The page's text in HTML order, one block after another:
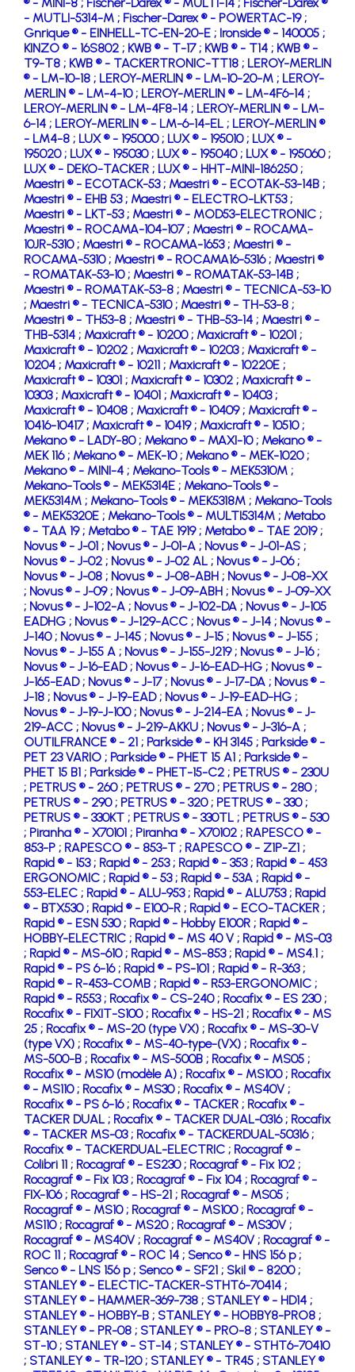
- MUTLI-5314-M ; Fischer-Darex ® - POWERTAC-19 ;
Gnrique ® - EINHELL-TC-EN-20-E ; Ironside ® - 140005 ;
KINZO ® - 16S802 ; KWB ® - T-17 ; KWB ® - T14 ; KWB ® -
T9-T8 ; KWB ® - TACKERTRONIC-TT18 ; LEROY-MERLIN
® - LM-10-18 ; LEROY-MERLIN ® - LM-10-20-M ; LEROY-
MERLIN ® - LM-4-10 ; LEROY-MERLIN ® - LM-4F6-14 ;
LEROY-MERLIN ® - LM-4F8-14 ; LEROY-MERLIN ® - LM-
6-14 ; LEROY-MERLIN ® - LM-6-14-EL ; LEROY-MERLIN ®
- LM4-8 ; LUX ® - 195000 ; LUX ® - 195010 ; LUX ® -
195020 ; LUX ® - 195030 ; LUX ® - 195040 ; LUX ® - 195060 ;
LUX ® - DEKO-TACKER ; LUX ® - HHT-MINI-186250 ;
Maestri ® - ECOTACK-53 ; Maestri ® - ECOTAK-53-14B ;
Maestri ® - EHB 53 ; Maestri ® - ELECTRO-LKT53 ;
Maestri ® - LKT-53 ; Maestri ® - MOD53-ELECTRONIC ;
Maestri ® - ROCAMA-104-107 ; Maestri ® - ROCAMA-
10JR-5310 ; Maestri ® - ROCAMA-1653 ; Maestri ® -
ROCAMA-5310 ; Maestri ® - ROCAMA16-5316 ; Maestri ®
- ROMATAK-53-10 ; Maestri ® - ROMATAK-53-14B ;
Maestri ® - ROMATAK-53-8 ; Maestri ® - TECNICA-53-10
; Maestri ® - TECNICA-5310 ; Maestri ® - TH-53-8 ;
Maestri ® - TH53-8 ; Maestri ® - THB-53-14 ; Maestri ® -
THB-5314 ; Maxicraft ® - 10200 ; Maxicraft ® - 10201 ;
Maxicraft ® - 10202 ; Maxicraft ® - 10203 ; Maxicraft ® -
10204 ; Maxicraft ® - 10211 ; Maxicraft ® - 10220E ;
Maxicraft ® - 10301 ; Maxicraft ® - 10302 ; Maxicraft ® -
10303 ; Maxicraft ® - 10401 ; Maxicraft ® - 10403 ;
Maxicraft ® - 10408 ; Maxicraft ® - 10409 ; Maxicraft ® -
10416-10417 ; Maxicraft ® - 10419 ; Maxicraft ® - 10510 ;
Mekano ® - LADY-80 ; Mekano ® - MAXI-10 ; Mekano ® -
MEK 116 ; Mekano ® - MEK-10 ; Mekano ® - MEK-1020 ;
Mekano ® - MINI-4 ; Mekano-Tools ® - MEK5310M ;
Mekano-Tools ® - MEK5314E ; Mekano-Tools ® -
MEK5314M ; Mekano-Tools ® - MEK5318M ; Mekano-Tools
® - MEK5320E ; Mekano-Tools ® - MULTI5314M ; Metabo
® - TAA 19 ; Metabo ® - TAE 1919 ; Metabo ® - TAE 2019 ;
Novus ® - J-01 ; Novus ® - J-01-A ; Novus ® - J-01-AS ;
Novus ® - J-02 ; Novus ® - J-02 AL ; Novus ® - J-06 ;
Novus ® - J-08 ; Novus ® - J-08-ABH ; Novus ® - J-08-XX
; Novus ® - J-09 ; Novus ® - J-09-ABH ; Novus ® - J-09-XX
; Novus ® - J-102-A ; Novus ® - J-102-DA ; Novus ® - J-105
EADHG ; Novus ® - J-129-ACC ; Novus ® - J-14 ; Novus ® -
J-140 ; Novus ® - J-145 ; Novus ® - J-15 ; Novus ® - J-155 ;
Novus ® - J-155 A ; Novus ® - J-155-J219 ; Novus ® - J-16 ;
Novus ® - J-16-EAD ; Novus ® - J-16-EAD-HG ; Novus ® -
J-165-EAD ; Novus ® - J-17 ; Novus ® - J-17-DA ; Novus ® -
J-18 ; Novus ® - J-19-EAD ; Novus ® - J-19-EAD-HG ;
Novus ® - J-19-J-100 ; Novus ® - J-214-EA ; Novus ® - J-
219-ACC ; Novus ® - J-219-AKKU ; Novus ® - J-316-A ;
OUTILFRANCE ® - 21 ; Parkside ® - KH 3145 ; Parkside ® -
PET 23 VARIO ; Parkside ® - PHET 15 A1 ; Parkside ® -
PHET 15 B1 ; Parkside ® - PHET-15-C2 ; PETRUS ® - 230U
; PETRUS ® - 260 ; PETRUS ® - 270 ; PETRUS ® - 280 ;
PETRUS ® - 290 ; PETRUS ® - 320 ; PETRUS ® - 330 ;
PETRUS ® - 330KT ; PETRUS ® - 330TL ; PETRUS ® - 530
; Piranha ® - X70101 ; Piranha ® - X70102 ; RAPESCO ® -
853-P ; RAPESCO ® - 853-T ; RAPESCO ® - Z1P-Z1 ;
Rapid ® - 153 ; Rapid ® - 253 ; Rapid ® - 353 ; Rapid ® - 453
ERGONOMIC ; Rapid ® - 53 ; Rapid ® - 53A ; Rapid ® -
553-ELEC ; Rapid ® - ALU-953 ; Rapid ® - ALU753 ; Rapid
® - BTX530 ; Rapid ® - E100-R ; Rapid ® - ECO-TACKER ;
Rapid ® - ESN 530 ; Rapid ® - Hobby E100R ; Rapid ® -
HOBBY-ELECTRIC ; Rapid ® - MS 40 V ; Rapid ® - MS-03
; Rapid ® - MS-610 ; Rapid ® - MS-853 ; Rapid ® - MS4.1 ;
Rapid ® - PS 6-16 ; Rapid ® - PS-101 ; Rapid ® - R-363 ;
Rapid ® - R-453-COMB ; Rapid ® - R53-ERGONOMIC ;
Rapid ® - R553 ; Rocafix ® - CS-240 ; Rocafix ® - ES 230 ;
Rocafix ® - FIXIT-S100 ; Rocafix ® - HS-21 ; Rocafix ® - MS
25 ; Rocafix ® - MS-20 (type VX) ; Rocafix ® - MS-30-V
(type VX) ; Rocafix ® - MS-40-type-(VX) ; Rocafix ® -
MS-500-B ; Rocafix ® - MS-500B ; Rocafix ® - MS05 ;
Rocafix ® - MS10 (modèle A) ; Rocafix ® - MS100 ; Rocafix
® - MS110 ; Rocafix ® - MS30 ; Rocafix ® - MS40V ;
Rocafix ® - PS 6-16 ; Rocafix ® - TACKER ; Rocafix ® -
TACKER DUAL ; Rocafix ® - TACKER DUAL-0316 ; Rocafix
® - TACKER MS-03 ; Rocafix ® - TACKERDUAL-50316 ;
Rocafix ® - TACKERDUAL-ELECTRIC ; Rocagraf ® -
Colibri 11 ; Rocagraf ® - ES230 ; Rocagraf ® - Fix 102 ;
Rocagraf ® - Fix 103 ; Rocagraf ® - Fix 104 ; Rocagraf ® -
FIX-106 ; Rocagraf ® - HS-21 ; Rocagraf ® - MS05 ;
Rocagraf ® - MS10 ; Rocagraf ® - MS100 ; Rocagraf ® -
MS110 ; Rocagraf ® - MS20 ; Rocagraf ® - MS30V ;
Rocagraf ® - MS40V ; Rocagraf ® - MS40V ; Rocagraf ® -
ROC 11 ; Rocagraf ® - ROC 14 ; Senco ® - HNS 156 p ;
Senco ® - LNS 156 p ; Senco ® - SF21 ; Skil ® - 8200 ;
STANLEY ® - ELECTIC-TACKER-STHT6-70414 ;
STANLEY ® - HAMMER-369-738 ; STANLEY ® - HD14 ;
STANLEY ® - HOBBY-B ; STANLEY ® - HOBBY8-PRO8 ;
STANLEY ® - PR-08 ; STANLEY ® - PRO-8 ; STANLEY ® -
ST-10 ; STANLEY ® - ST-14 ; STANLEY ® - STHT6-70410
; STANLEY ® - TR-120 ; STANLEY ® - TR45 ; STANLEY ®